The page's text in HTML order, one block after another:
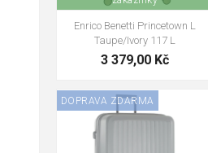
Enrico Benetti Princetown L
Taupe/Ivory 117 L
3 379,00 Kč
DOPRAVA ZDARMA